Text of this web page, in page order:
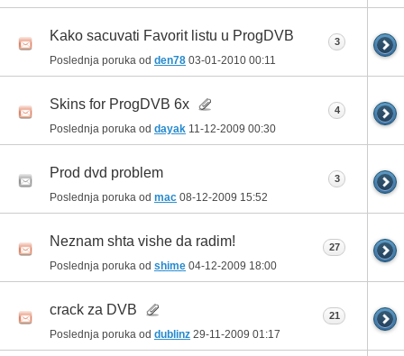
Kako sacuvati Favorit listu u ProgDVB
Poslednja poruka od den78 03-01-2010 00:11
3
Skins for ProgDVB 6x
Poslednja poruka od dayak 11-12-2009 00:30
4
Prod dvd problem
Poslednja poruka od mac 08-12-2009 15:52
3
Neznam shta vishe da radim!
Poslednja poruka od shime 04-12-2009 18:00
27
crack za DVB
Poslednja poruka od dublinz 29-11-2009 01:17
21